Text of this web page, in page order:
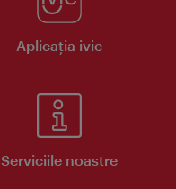
Aplicaţia ivie
Serviciile noastre